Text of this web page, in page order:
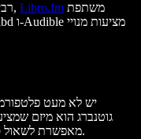
רבים מהמוכרים מציעים גם ספרי שמע. לדוגמה, Libro.fm
יש לא מעט
Libby מאפשרת לשאול ספרים דיגיטליים מהספרייה העירונית.